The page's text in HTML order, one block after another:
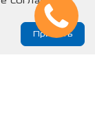
Принять